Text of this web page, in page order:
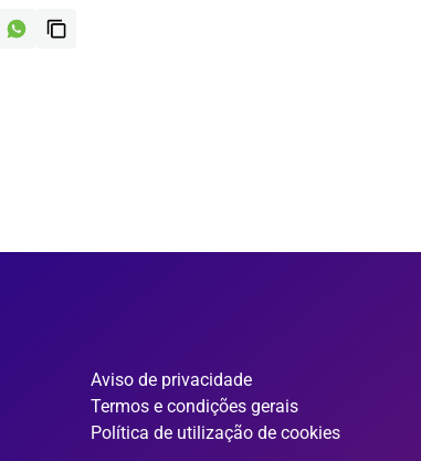
Aviso de privacidade
Termos e condições gerais
Política de utilização de cookies